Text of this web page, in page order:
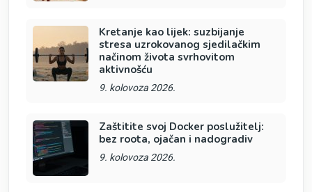
Kretanje kao lijek: suzbijanje
stresa uzrokovanog sjedilačkim
načinom života svrhovitom
aktivnošću
9. kolovoza 2026.
Zaštitite svoj Docker poslužitelj:
bez roota, ojačan i nadogradiv
9. kolovoza 2026.